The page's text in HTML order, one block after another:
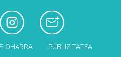
OHARRA PUBLIZITATEA